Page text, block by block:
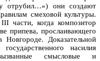
отрубил…») они создают
смеховой культуры.
части, когда композитор
припева, прослаивающего
Доказательной
насилия
смысловые и